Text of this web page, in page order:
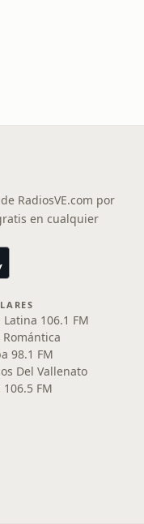
RadiosVE.com por
en cualquier
Latina 106.1 FM
Romántica
98.1 FM
Del Vallenato
106.5 FM